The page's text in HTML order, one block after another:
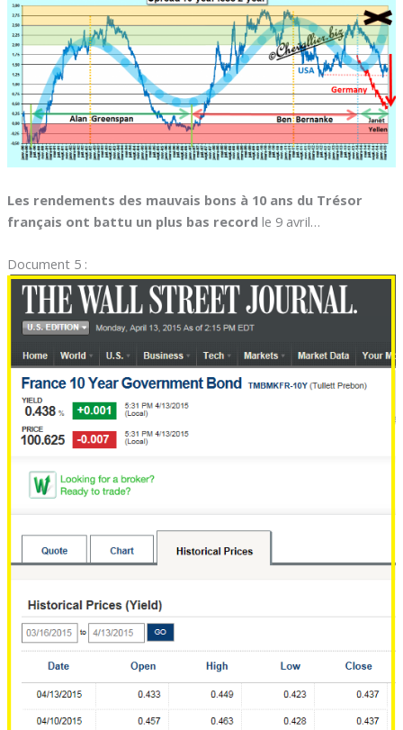
Les rendements des mauvais bons à 10 ans du Trésor
français ont battu un plus bas record le 9 avril…
Document 5 :